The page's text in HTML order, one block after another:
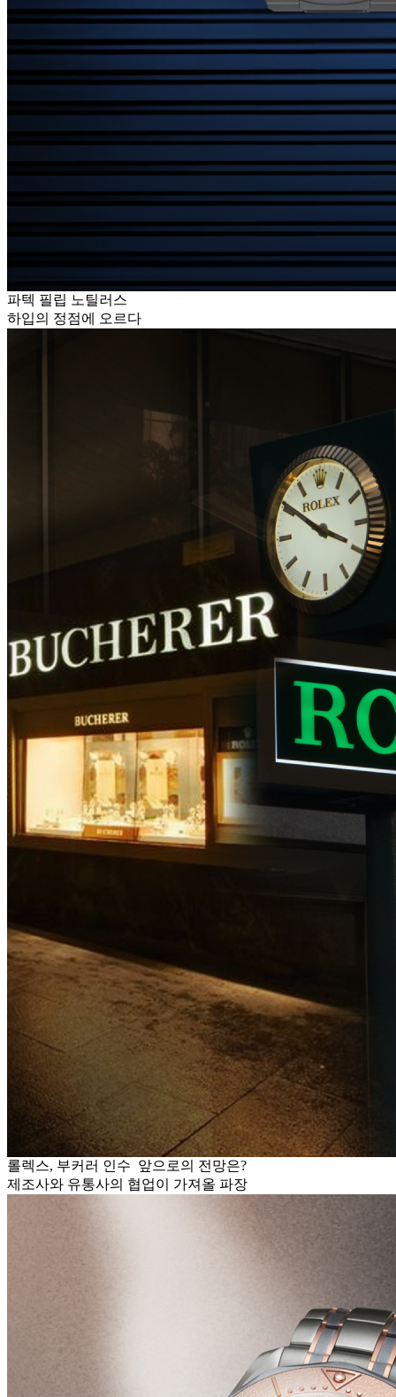
파텍 필립 노틸러스
하입의 정점에 오르다
롤렉스, 부커러 인수 앞으로의 전망은?
제조사와 유통사의 협업이 가져올 파장